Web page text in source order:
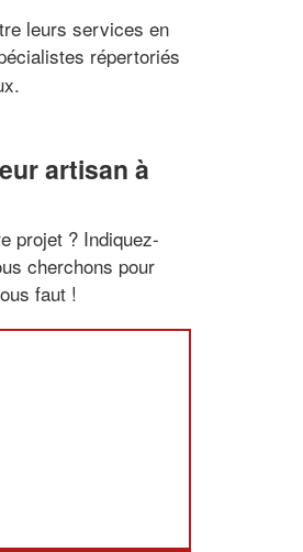
leurs services en
répertoriés
artisan à
projet ? Indiquez-
cherchons pour
faut !